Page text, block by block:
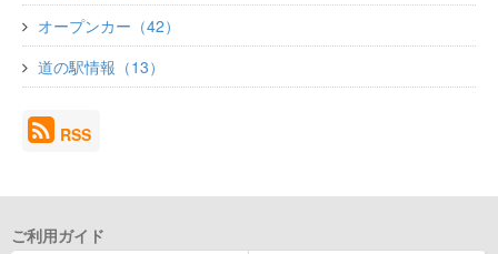
オープンカー（42）
道の駅情報（13）
RSS
ご利用ガイド